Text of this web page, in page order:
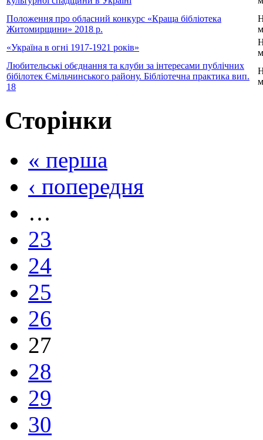
Положення про обласний конкурс «Краща бібліотека
Житомирщини» 2018 р.
«Україна в огні 1917-1921 років»
Любительські обєднання та клуби за інтересами публічних
бібілотек Ємільчинського району. Бібліотечна практика вип.
18
Сторінки
« перша
‹ попередня
…
23
24
25
26
27
28
29
30